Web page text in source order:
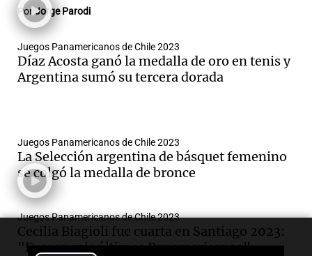
PorJorge Parodi
Juegos Panamericanos de Chile 2023
Díaz Acosta ganó la medalla de oro en tenis y
Argentina sumó su tercera dorada
Juegos Panamericanos de Chile 2023
La Selección argentina de básquet femenino
se colgó la medalla de bronce
Juegos Panamericanos de Chile 2023
Cecilia Biagioli fue cuarta en Santiago 2023:
"Fueron mis últimos Panamericanos"